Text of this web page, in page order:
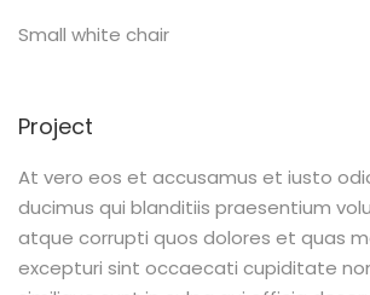
Small white chair
Project
At vero eos et accusamus et iusto
ducimus qui blanditiis praesentium
atque corrupti quos dolores et quas
excepturi sint occaecati cupiditate